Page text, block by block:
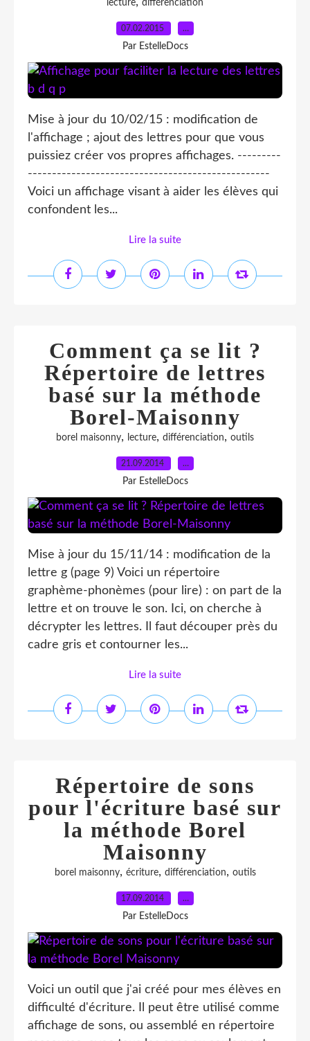
lecture différenciation
07.02.2015 …
Par EstelleDocs
Mise à jour du 10/02/15 : modification de
l'affichage ; ajout des lettres pour que vous
puissiez créer vos propres affichages. ---------
--------------------------------------------------
Voici un affichage visant à aider les élèves qui
confondent les...
Lire la suite
Comment ça se lit ?
Répertoire de lettres
basé sur la méthode
Borel-Maisonny
borel maisonny, lecture, différenciation, outils
21.09.2014 …
Par EstelleDocs
Mise à jour du 15/11/14 : modification de la
lettre g (page 9) Voici un répertoire
graphème-phonèmes (pour lire) : on part de la
lettre et on trouve le son. Ici, on cherche à
décrypter les lettres. Il faut découper près du
cadre gris et contourner les...
Lire la suite
Répertoire de sons
pour l'écriture basé sur
la méthode Borel
Maisonny
borel maisonny, écriture, différenciation, outils
17.09.2014 …
Par EstelleDocs
Voici un outil que j'ai créé pour mes élèves en
difficulté d'écriture. Il peut être utilisé comme
affichage de sons, ou assemblé en répertoire